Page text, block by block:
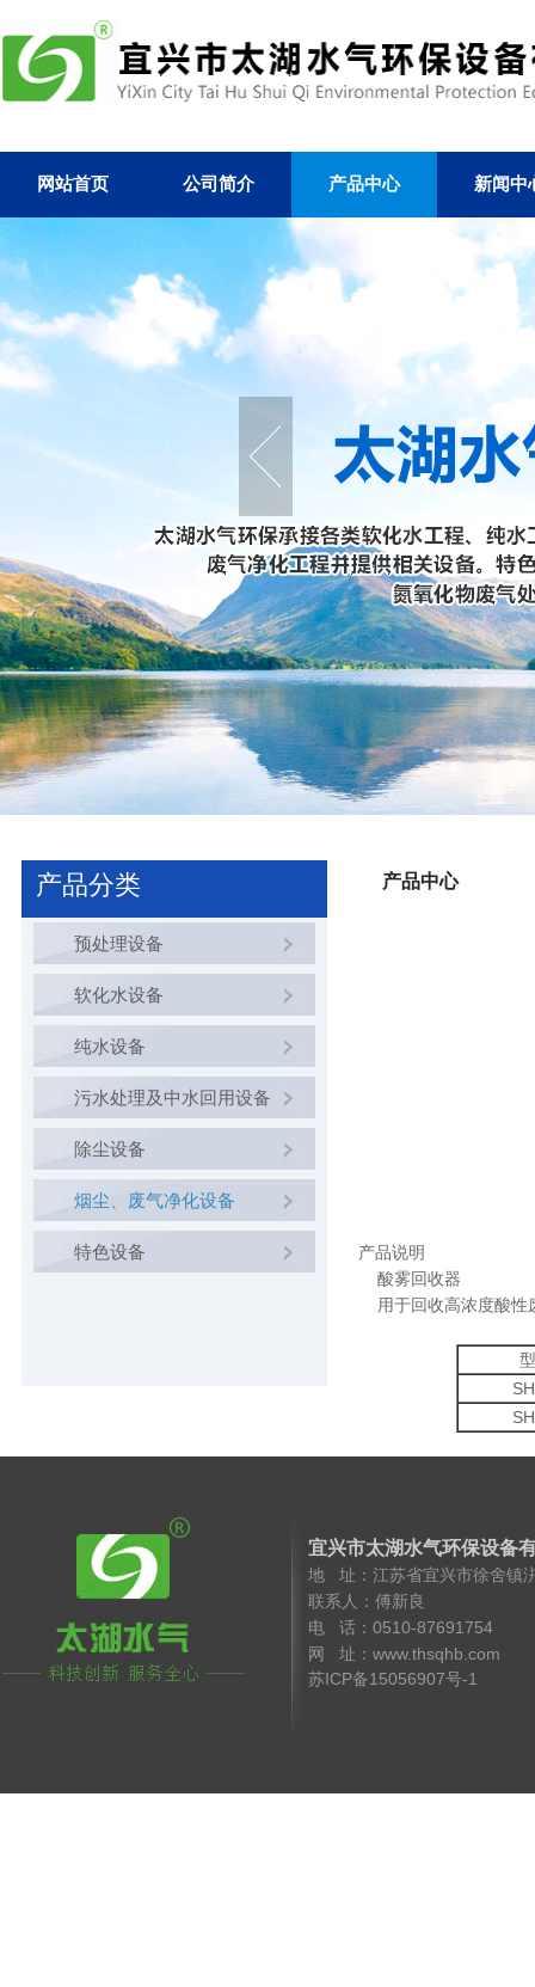
网站首页 公司简介 产品中心 新闻中
产品分类
预处理设备
软化水设备
纯水设备
污水处理及中水回用设备
除尘设备
烟尘、废气净化设备
特色设备
产品中心
产品说明
酸雾回收器
用于回收高浓度酸性
宜兴市太湖水气环保设备
地 址：江苏省宜兴市徐舍镇
联系人：傅新良
电 话：0510-
网 址：
苏ICP备15056907号-1